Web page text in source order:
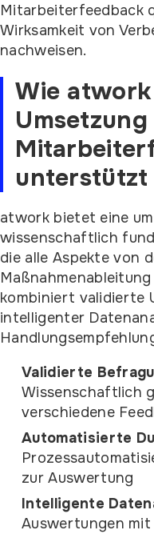
Mitarbeiterfeedback
Wirksamkeit von
nachweisen.
Wie
unterstützt
atwork bietet eine
wissenschaftlich
die alle Aspekte von
kombiniert validierte
intelligenter
Validierte
Wissenschaftlich
verschiedene
Automatisierte
zur Auswertung
Intelligente
Auswertungen